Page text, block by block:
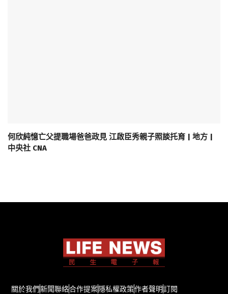
何欣純憶亡父提職場爸爸政見 江啟臣秀親子照談托育 | 地方 |
中央社 CNA
關於我們新聞聯絡合作提案隱私權政策作者聲明訂閱